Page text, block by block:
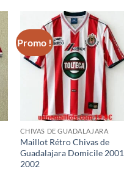
Promo !
CHIVAS DE GUADALAJARA
Maillot Rétro Chivas de
Guadalajara Domicile 2001
2002